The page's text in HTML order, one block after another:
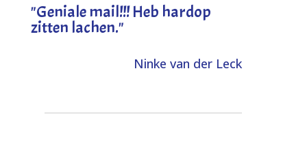
"Geniale mail!!! Heb hardop
zitten lachen."
Ninke van der Leck